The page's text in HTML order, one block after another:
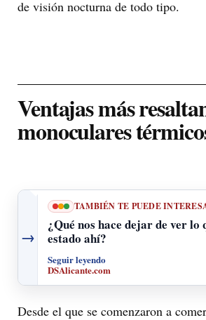
de visión nocturna de todo tipo.
Ventajas más
monoculares
→
TAMBIÉN TE PUEDE
¿Qué nos hace dejar de ver lo
estado ahí?
Seguir leyendo
DSAlicante.com
Desde el que se comenzaron a